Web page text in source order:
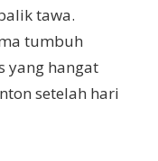
tawa.
tumbuh
yang hangat
setelah hari